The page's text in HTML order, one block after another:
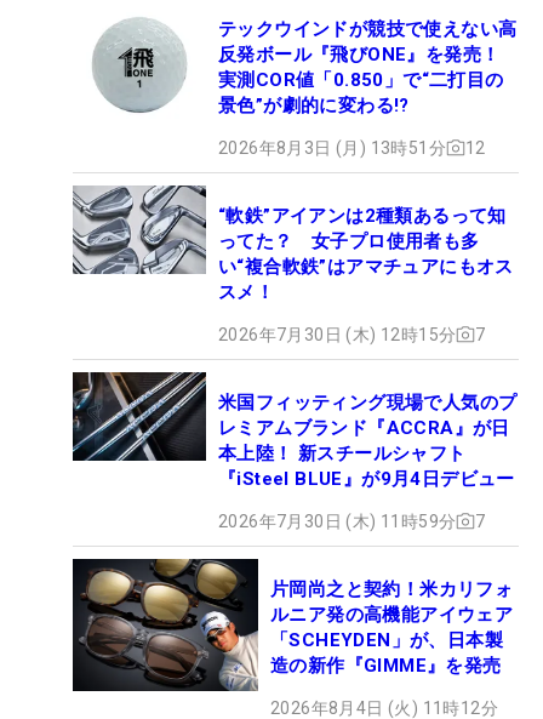
テックウインドが競技で使えない高
反発ボール『飛びONE』を発売！
実測COR値「0.850」で“二打目の
景色”が劇的に変わる!?
2026年8月3日 (月) 13時51分 12
“軟鉄”アイアンは2種類あるって知
ってた？ 女子プロ使用者も多
い“複合軟鉄”はアマチュアにもオス
スメ！
2026年7月30日 (木) 12時15分 7
米国フィッティング現場で人気のプ
レミアムブランド『ACCRA』が日
本上陸！ 新スチールシャフト
『iSteel BLUE』が9月4日デビュー
2026年7月30日 (木) 11時59分 7
片岡尚之と契約！米カリフォ
ルニア発の高機能アイウェア
「SCHEYDEN」が、日本製
造の新作『GIMME』を発売
2026年8月4日 (火) 11時12分